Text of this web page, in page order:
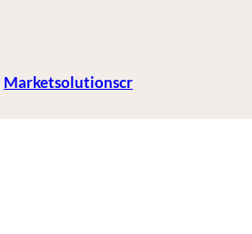
Marketsolutionscr